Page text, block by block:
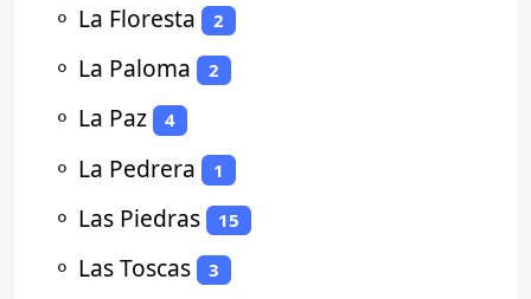
⚬ La Floresta 2
⚬ La Paloma 2
⚬ La Paz 4
⚬ La Pedrera 1
⚬ Las Piedras 15
⚬ Las Toscas 3